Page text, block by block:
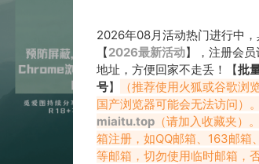
2026年08月活动热门进行中
【2026最新活动】，注册会
地址，方便回家不走丢！【批
号】
（推荐使用火狐或谷歌浏
国产浏览器可能会无法访问）
miaitu.top （请加入收藏夹）
箱注册，如QQ邮箱、163邮箱
等邮箱，切勿使用临时邮箱，